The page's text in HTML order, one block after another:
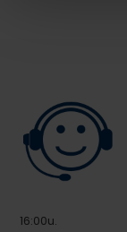
16:00u.